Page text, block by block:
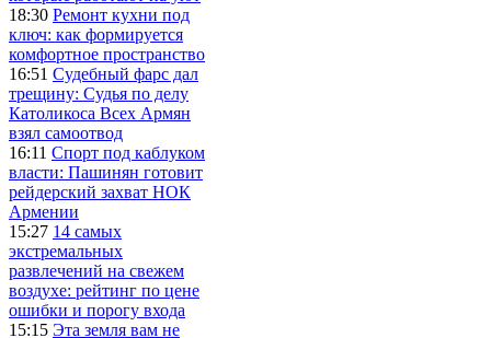
18:30 Ремонт кухни под
ключ: как формируется
комфортное пространство
16:51 Судебный фарс дал
трещину: Судья по делу
Католикоса Всех Армян
взял самоотвод
16:11 Спорт под каблуком
власти: Пашинян готовит
рейдерский захват НОК
Армении
15:27 14 самых
экстремальных
развлечений на свежем
воздухе: рейтинг по цене
ошибки и порогу входа
15:15 Эта земля вам не